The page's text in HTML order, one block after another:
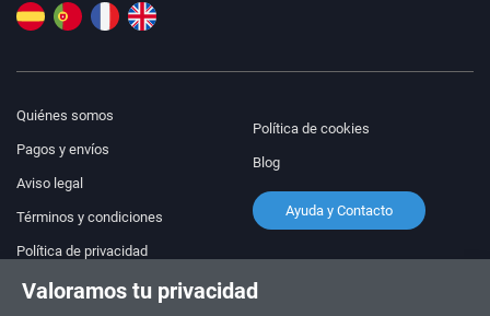
Quiénes somos
Pagos y envíos
Aviso legal
Términos y condiciones
Política de privacidad
Política de cookies
Blog
Ayuda y Contacto
PEDIDOS Y CONSULTAS ¡Síguenos!
Valoramos tu privacidad